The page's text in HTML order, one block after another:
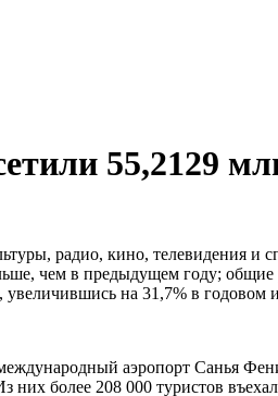
55,2129
радио, кино, телевидения
чем в предыдущем году;
увеличившись на 31,7% в годовом
аэропорт Санья
них более 208 000 туристов